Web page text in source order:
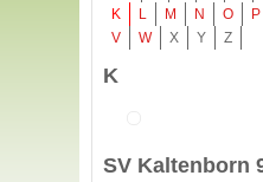
K
L M N O P
V
W X Y Z
K
SV Kaltenborn